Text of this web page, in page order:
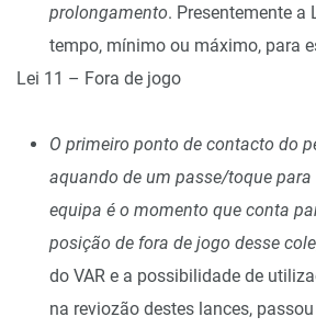
prolongamento. Presentemente a
tempo, mínimo ou máximo, para
Lei 11 – Fora de jogo
O primeiro ponto de contacto do
aquando de um passe/toque
equipa é o momento que conta
posição de fora de jogo desse
do VAR e a possibilidade de
na reviozão destes lances,